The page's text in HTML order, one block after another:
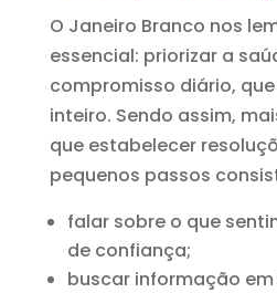
O Janeiro Branco nos
essencial: priorizar a
compromisso diário,
inteiro. Sendo assim,
que estabelecer
pequenos passos
falar sobre o que
de confiança;
buscar informação